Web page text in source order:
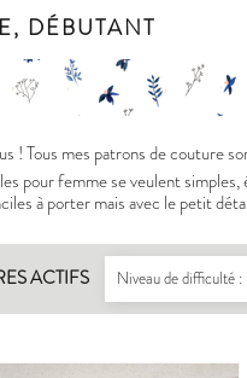
DÉBUTANT
! Tous mes patrons de couture
pour femme se veulent simples,
à porter mais avec le petit
ACTIFS Niveau de difficulté